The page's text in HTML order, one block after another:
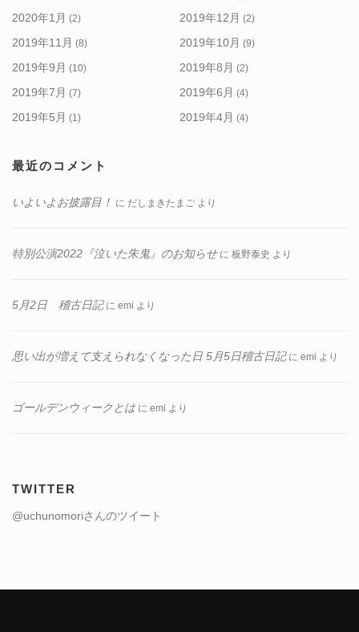
2020年1月 (2) 2019年12月 (2)
2019年11月 (8) 2019年10月 (9)
2019年9月 (10) 2019年8月 (2)
2019年7月 (7) 2019年6月 (4)
2019年5月 (1) 2019年4月 (4)
最近のコメント
いよいよお披露目！ に だしまきたまご より
特別公演2022『泣いた朱鬼』のお知らせに 板野泰史 より
5月2日 稽古日記に emi より
思い出が増えて支えられなくなった日 5月5日稽古日記に emi より
ゴールデンウィークとはに emi より
TWITTER
@uchunomoriさんのツイート